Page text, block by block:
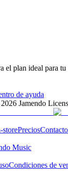
el plan ideal para
de ayuda
2026 Jamendo
storePreciosContacto
Music
Condiciones de